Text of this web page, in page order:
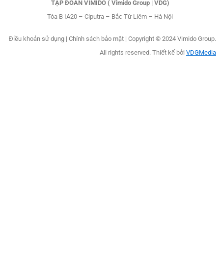
TẬP ĐOÀN VIMIDO ( Vimido Group | VDG)
Tòa B IA20 – Ciputra – Bắc Từ Liêm – Hà Nội
Điều khoản sử dụng | Chính sách bảo mật | Copyright © 2024 Vimido Group.
All rights reserved. Thiết kế bởi VDGMedia